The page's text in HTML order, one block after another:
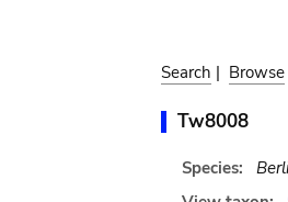
Search | Browse
Tw8008
Species: